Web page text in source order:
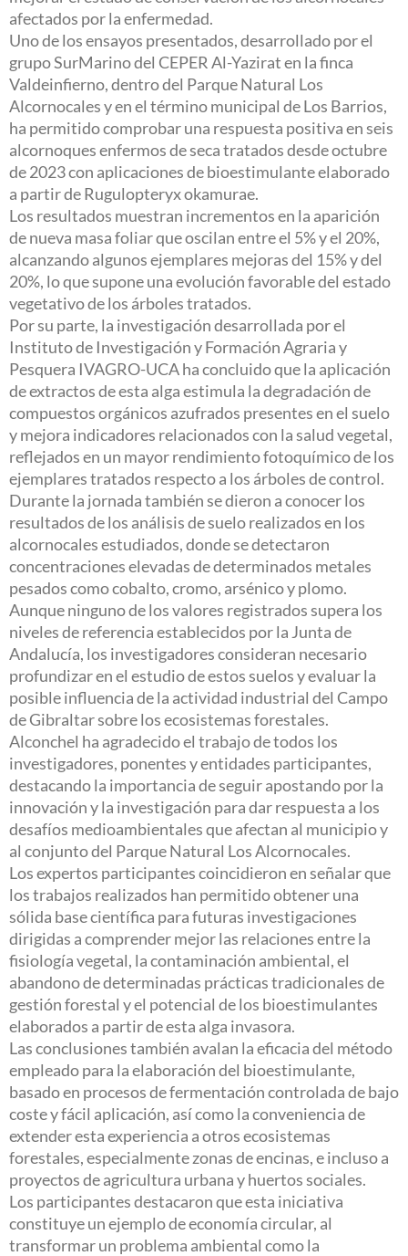
afectados por la enfermedad.
Uno de los ensayos presentados, desarrollado por el
grupo SurMarino del CEPER Al-Yazirat en la finca
Valdeinfierno, dentro del Parque Natural Los
Alcornocales y en el término municipal de Los Barrios,
ha permitido comprobar una respuesta positiva en seis
alcornoques enfermos de seca tratados desde octubre
de 2023 con aplicaciones de bioestimulante elaborado
a partir de Rugulopteryx okamurae.
Los resultados muestran incrementos en la aparición
de nueva masa foliar que oscilan entre el 5% y el 20%,
alcanzando algunos ejemplares mejoras del 15% y del
20%, lo que supone una evolución favorable del estado
vegetativo de los árboles tratados.
Por su parte, la investigación desarrollada por el
Instituto de Investigación y Formación Agraria y
Pesquera IVAGRO-UCA ha concluido que la aplicación
de extractos de esta alga estimula la degradación de
compuestos orgánicos azufrados presentes en el suelo
y mejora indicadores relacionados con la salud vegetal,
reflejados en un mayor rendimiento fotoquímico de los
ejemplares tratados respecto a los árboles de control.
Durante la jornada también se dieron a conocer los
resultados de los análisis de suelo realizados en los
alcornocales estudiados, donde se detectaron
concentraciones elevadas de determinados metales
pesados como cobalto, cromo, arsénico y plomo.
Aunque ninguno de los valores registrados supera los
niveles de referencia establecidos por la Junta de
Andalucía, los investigadores consideran necesario
profundizar en el estudio de estos suelos y evaluar la
posible influencia de la actividad industrial del Campo
de Gibraltar sobre los ecosistemas forestales.
Alconchel ha agradecido el trabajo de todos los
investigadores, ponentes y entidades participantes,
destacando la importancia de seguir apostando por la
innovación y la investigación para dar respuesta a los
desafíos medioambientales que afectan al municipio y
al conjunto del Parque Natural Los Alcornocales.
Los expertos participantes coincidieron en señalar que
los trabajos realizados han permitido obtener una
sólida base científica para futuras investigaciones
dirigidas a comprender mejor las relaciones entre la
fisiología vegetal, la contaminación ambiental, el
abandono de determinadas prácticas tradicionales de
gestión forestal y el potencial de los bioestimulantes
elaborados a partir de esta alga invasora.
Las conclusiones también avalan la eficacia del método
empleado para la elaboración del bioestimulante,
basado en procesos de fermentación controlada de bajo
coste y fácil aplicación, así como la conveniencia de
extender esta experiencia a otros ecosistemas
forestales, especialmente zonas de encinas, e incluso a
proyectos de agricultura urbana y huertos sociales.
Los participantes destacaron que esta iniciativa
constituye un ejemplo de economía circular, al
transformar un problema ambiental como la